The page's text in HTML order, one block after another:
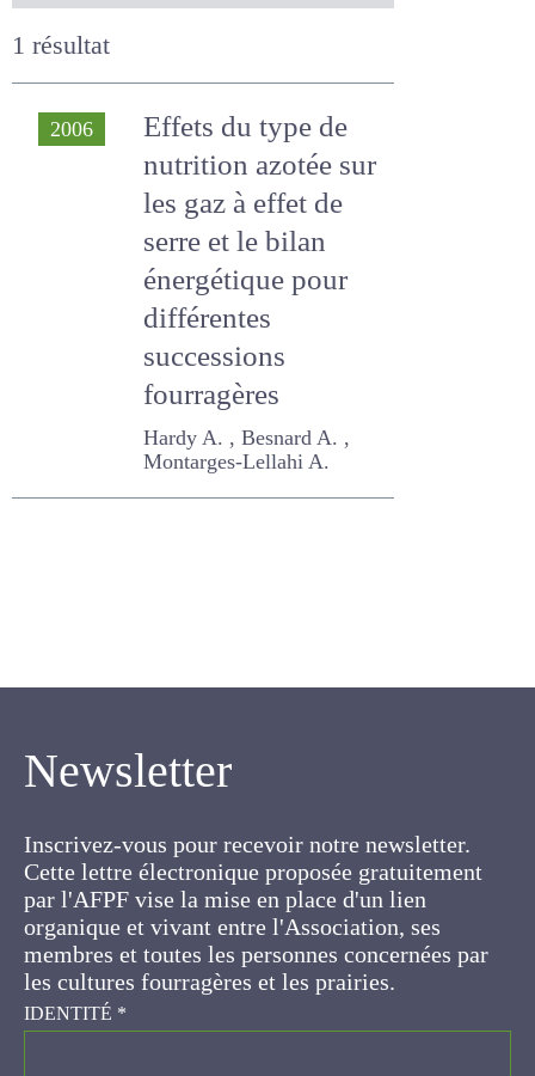
1 résultat
2006
Effets du type de
nutrition azotée
sur les gaz à effet
de serre et le bilan
énergétique pour
différentes
successions
fourragères
Hardy A. , Besnard A. ,
Montarges-Lellahi A.
Newsletter
Cette lettre électronique proposée
gratuitement par l'AFPF vise la mise en place
d'un lien organique et vivant entre l'Association,
ses membres et toutes les personnes
concernées par les cultures fourragères et les
prairies.
IDENTITÉ*